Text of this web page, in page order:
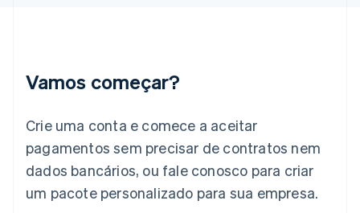
Vamos começar?
Crie uma conta e comece a aceitar
pagamentos sem precisar de contratos nem
dados bancários, ou fale conosco para criar
um pacote personalizado para sua empresa.
English
Italiano English
日本語English
Letônia
Liechtenstein